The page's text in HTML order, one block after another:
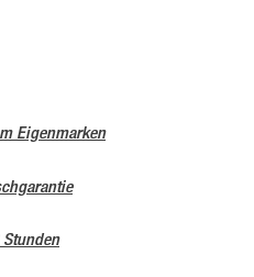
Eigenmarken